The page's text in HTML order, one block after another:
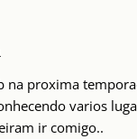
na proxima
varios
ir comigo..